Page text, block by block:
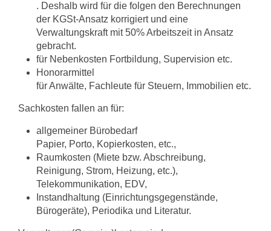
. Deshalb wird für die folgen­ den Berechnungen
der KGSt-Ansatz korrigiert und eine
Verwaltungskraft mit 50% Arbeitszeit in Ansatz
gebracht.
für Nebenkosten Fortbildung, Supervision etc.
Honorarmittel
für Anwälte, Fachleute für Steuern, Immobilien etc.
Sachkosten fallen an für:
allgemeiner Bürobedarf
Papier, Porto, Kopierkosten, etc.,
Raumkosten (Miete bzw. Abschreibung,
Reinigung, Strom, Heizung, etc.),
Telekommunikation, EDV,
Instandhaltung (Einrichtungsgegenstände,
Bürogeräte), Periodika und Literatur.